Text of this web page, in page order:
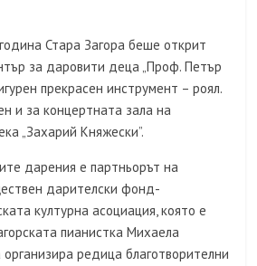
Стара Загора беше открит
за даровити деца „Проф. Петър
прекрасен инструмент – роял.
и за концертната зала на
„Захарий Княжески”.
дарения е партньорът на
дарителски фонд-
културна асоциация, която е
пианистка Михаела
редица благотворителни